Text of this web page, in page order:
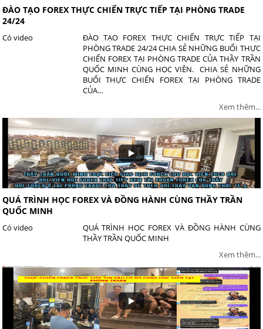
ĐÀO TẠO FOREX THỰC CHIẾN TRỰC TIẾP TẠI PHÒNG TRADE
24/24
ĐÀO TẠO FOREX THỰC CHIẾN TRỰC TIẾP TẠI
PHÒNG TRADE 24/24 CHIA SẺ NHỮNG BUỔI THỰC
CHIẾN FOREX TẠI PHÒNG TRADE CỦA THẦY TRẦN
QUỐC MINH CÙNG HỌC VIÊN. CHIA SẺ NHỮNG
BUỔI THỰC CHIẾN FOREX TẠI PHÒNG TRADE
CỦA…
Có video
Xem thêm...
QUÁ TRÌNH HỌC FOREX VÀ ĐỒNG HÀNH CÙNG THẦY TRẦN
QUỐC MINH
QUÁ TRÌNH HỌC FOREX VÀ ĐỒNG HÀNH CÙNG
THẦY TRẦN QUỐC MINH
Có video
Xem thêm...